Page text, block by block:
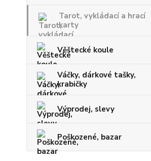
Tarot, vykládací a hrací
karty
Věštecké koule
Váčky, dárkové tašky,
krabičky
Výprodej, slevy
Poškozené, bazar